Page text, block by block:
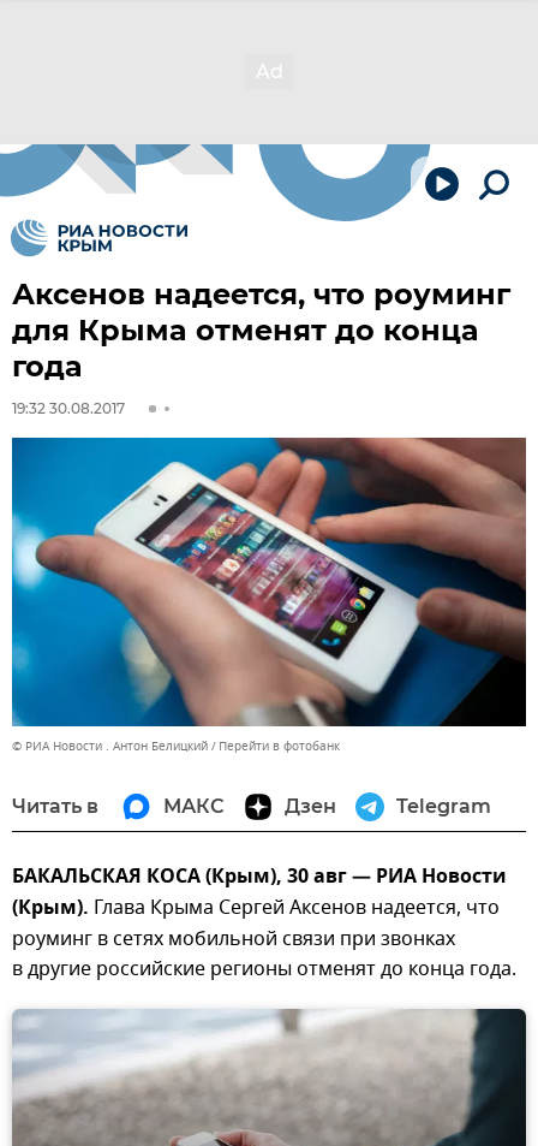
Аксенов надеется, что роуминг
для Крыма отменят до конца
года
19:32 30.08.2017
© РИА Новости . Антон Белицкий Перейти в фотобанк
Читать в МАКС Дзен Telegram
БАКАЛЬСКАЯ КОСА (Крым), 30 авг — РИА Новости
(Крым). Глава Крыма Сергей Аксенов надеется, что
роуминг в сетях мобильной связи при звонках
в другие российские регионы отменят до конца года.